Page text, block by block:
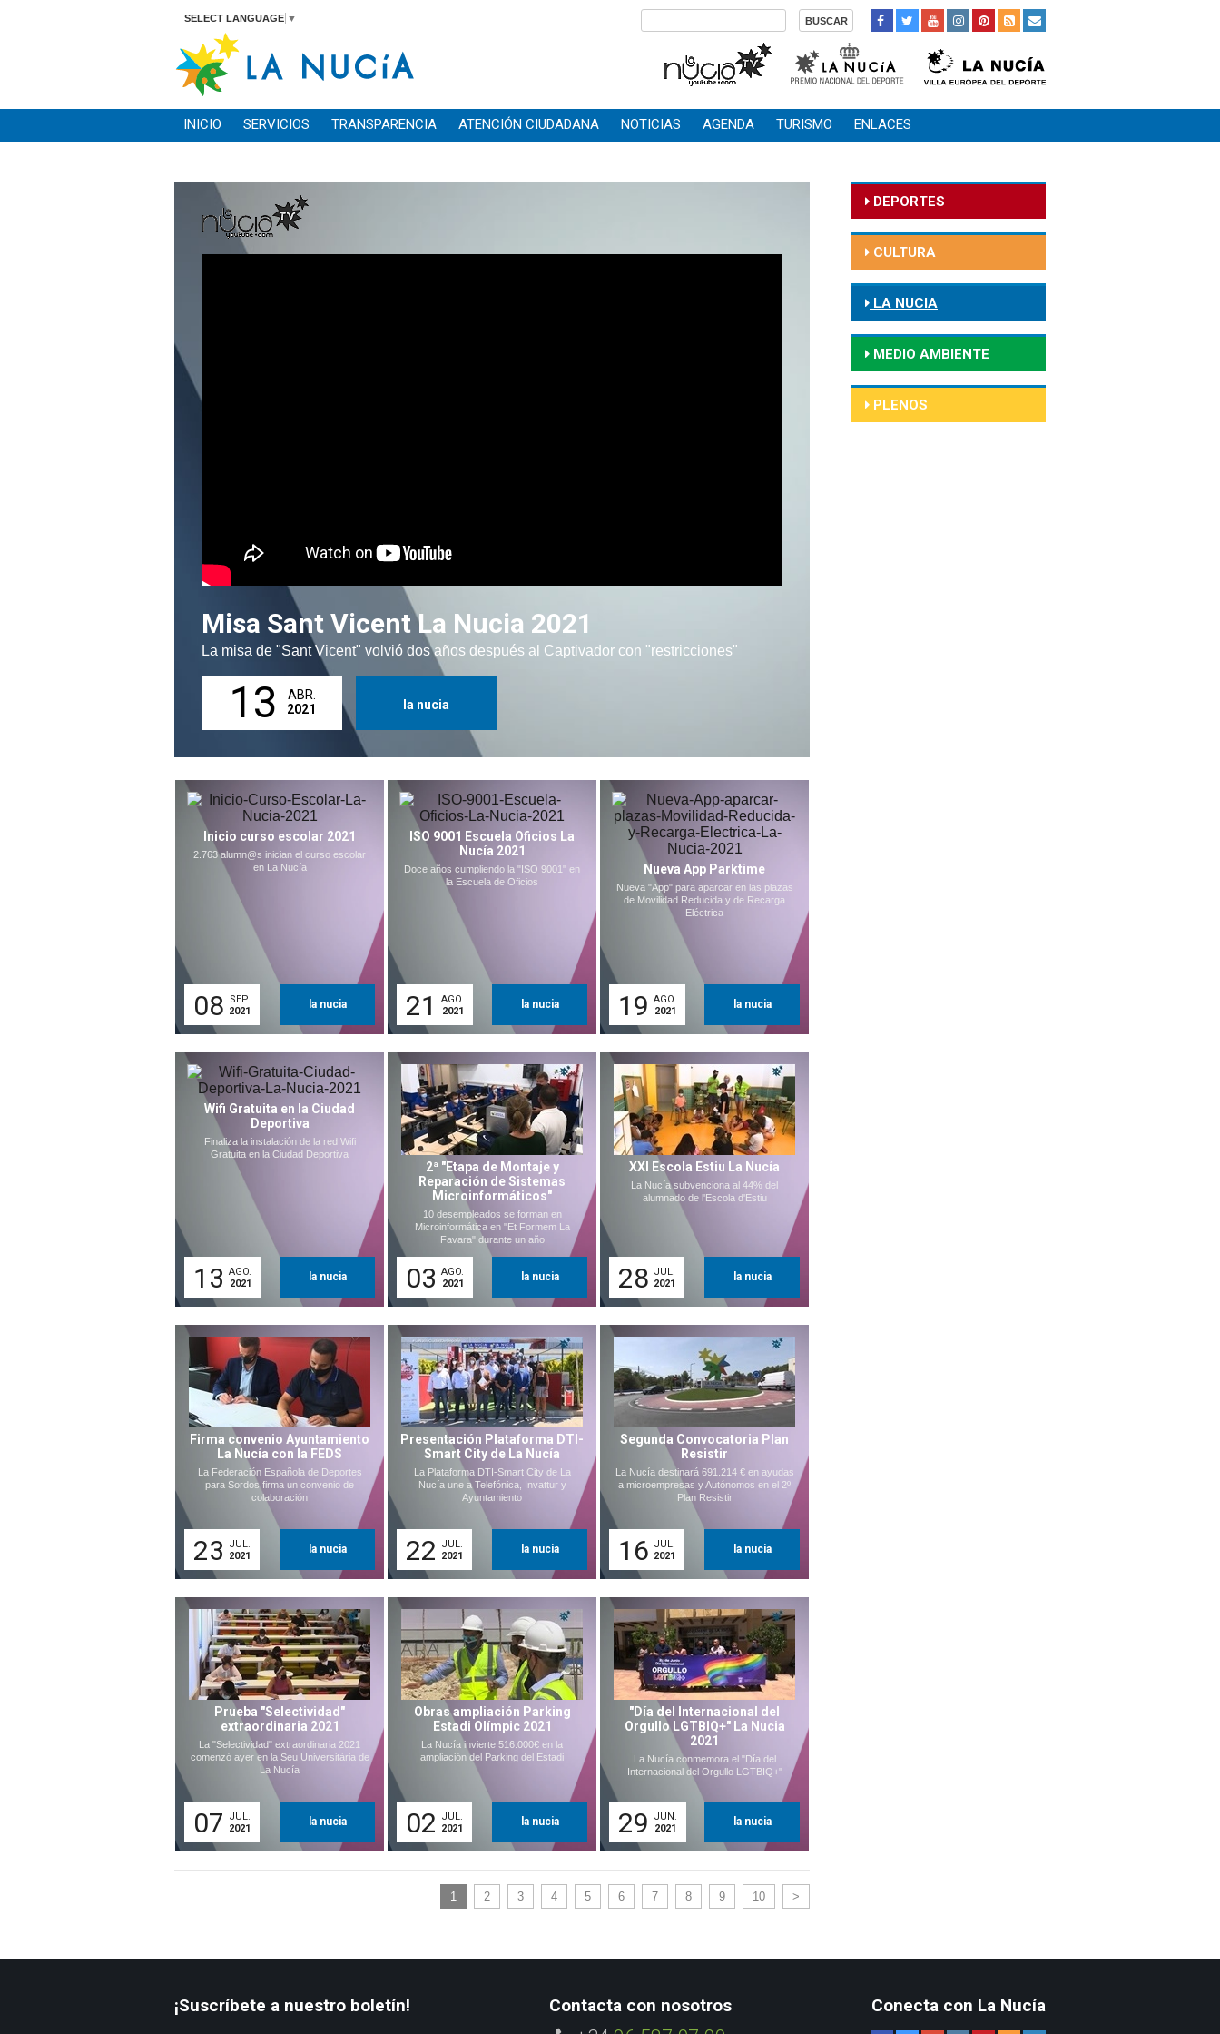
SELECT LANGUAGE ▼
INICIO SERVICIOS TRANSPARENCIA ATENCIÓN CIUDADANA NOTICIAS AGENDA TURISMO ENLACES
Misa Sant Vicent La Nucia 2021
La misa de "Sant Vicent" volvió dos años después al Captivador con "restricciones"
13
ABR.
2021
la nucia
Inicio curso escolar 2021
2.763 alumn@s inician el curso escolar
en La Nucía
08
SEP.
2021
la nucia
ISO 9001 Escuela Oficios La
Nucía 2021
Doce años cumpliendo la "ISO 9001" en
la Escuela de Oficios
21
AGO.
2021
la nucia
Nueva App Parktime
Nueva "App" para aparcar en las plazas
de Movilidad Reducida y de Recarga
Eléctrica
19 AGO.
2021
la nucia
Wifi Gratuita en la Ciudad
Deportiva
Finaliza la instalación de la red Wifi
Gratuita en la Ciudad Deportiva
13 AGO.
2021
la nucia
2ª "Etapa de Montaje y
Reparación de Sistemas
Microinformáticos"
10 desempleados se forman en
Microinformática en "Et Formem La
Favara" durante un año
03 AGO.
2021
la nucia
XXI Escola Estiu La Nucía
La Nucía subvenciona al 44% del
alumnado de l'Escola d'Estiu
28 JUL.
2021
la nucia
Firma convenio Ayuntamiento
La Nucía con la FEDS
La Federación Española de Deportes
para Sordos firma un convenio de
colaboración
23
JUL.
2021
la nucia
Presentación Plataforma DTI-
Smart City de La Nucía
La Plataforma DTI-Smart City de La
Nucía une a Telefónica, Invattur y
Ayuntamiento
22
JUL.
2021
la nucia
Segunda Convocatoria Plan
Resistir
La Nucía destinará 691.214 € en ayudas
a microempresas y Autónomos en el 2º
Plan Resistir
16 JUL.
2021
la nucia
Prueba "Selectividad"
extraordinaria 2021
La "Selectividad" extraordinaria 2021
comenzó ayer en la Seu Universitària de
La Nucía
07
JUL.
2021
la nucia
Obras ampliación Parking
Estadi Olímpic 2021
La Nucía invierte 516.000€ en la
ampliación del Parking del Estadi
02
JUL.
2021
la nucia
"Día del Internacional del
Orgullo LGTBIQ+" La Nucia
2021
La Nucía conmemora el "Día del
Internacional del Orgullo LGTBIQ+"
29
JUN.
2021
la nucia
1 2 3 4 5 6 7 8 9 10 >
DEPORTES
CULTURA
LA NUCIA
MEDIO AMBIENTE
PLENOS
¡Suscríbete a nuestro boletín! Contacta con nosotros Conecta con La Nucía